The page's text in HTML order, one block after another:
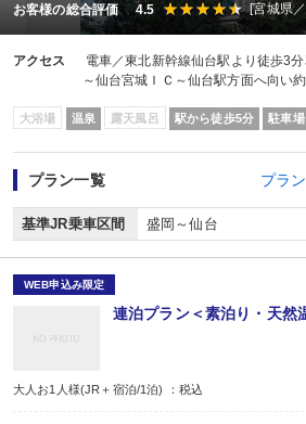
お客様の総合評価 4.5 [宮城県
アクセス
電車／東北新幹線仙台駅より徒歩3
～仙台宮城ＩＣ～仙台駅方面へ向い
大浴場 温泉 露天風呂 駅から徒歩5分 駐車場
プラン一覧 プラ
基準JR乗車区間 盛岡～仙台
WEB申込み限定
連泊プラン＜素泊り・天然
大人お1人様(JR＋宿泊/1泊) ：税込